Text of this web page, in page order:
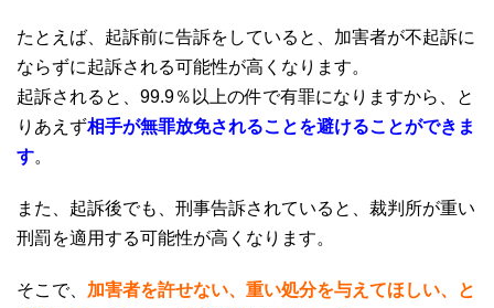
たとえば、起訴前に告訴をしていると、加害者が不起訴に
ならずに起訴される可能性が高くなります。
起訴されると、 99.9％以上の件で有罪になりますから、と
りあえず相手が無罪放免されることを避けることができま
す。
また、起訴後でも、刑事告訴されていると、裁判所が重い
刑罰を適用する可能性が高くなります。
そこで、 加害者を許せない、重い処分を与えてほしい、と